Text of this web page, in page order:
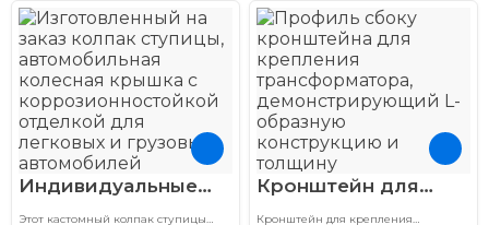
штампованная,
глубокой вытяжки
стали для промышленных условий.
Индивидуальные
штампованные
Этот кастомный колпак ступицы
Кронштейн для
крепления
Кронштейн для крепления